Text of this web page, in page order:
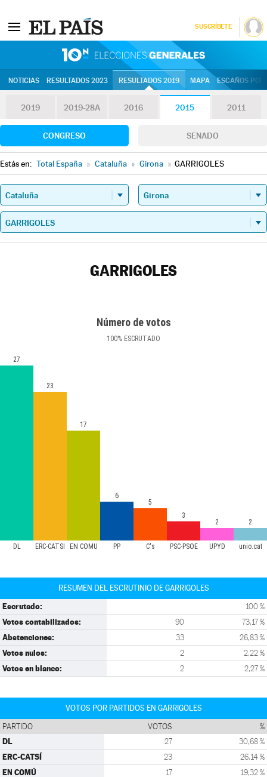
SUSCRÍBETE
NOTICIAS RESULTADOS 2023 RESULTADOS 2019 MAPA ESCAÑOS
2019 2019-28A 2016 2015 2011
CONGRESO SENADO
Estás en: Total España » Cataluña » Girona » GARRIGOLES
GARRIGOLES
Número de votos
100% ESCRUTADO
DL ERC-CATSÍ EN COMÚ PP C's PSC-PSOE UPYD unio.cat
27
23
17
6
5
3
2 2
RESUMEN DEL ESCRUTINIO DE GARRIGOLES
Escrutado: 100 %
Votos contabilizados: 90 73,17 %
Abstenciones: 33 26,83 %
Votos nulos: 2 2,22 %
Votos en blanco: 2 2,27 %
VOTOS POR PARTIDOS EN GARRIGOLES
PARTIDO VOTOS %
DL 27 30,68 %
ERC-CATSÍ 23 26,14 %
EN COMÚ 17 19,32 %